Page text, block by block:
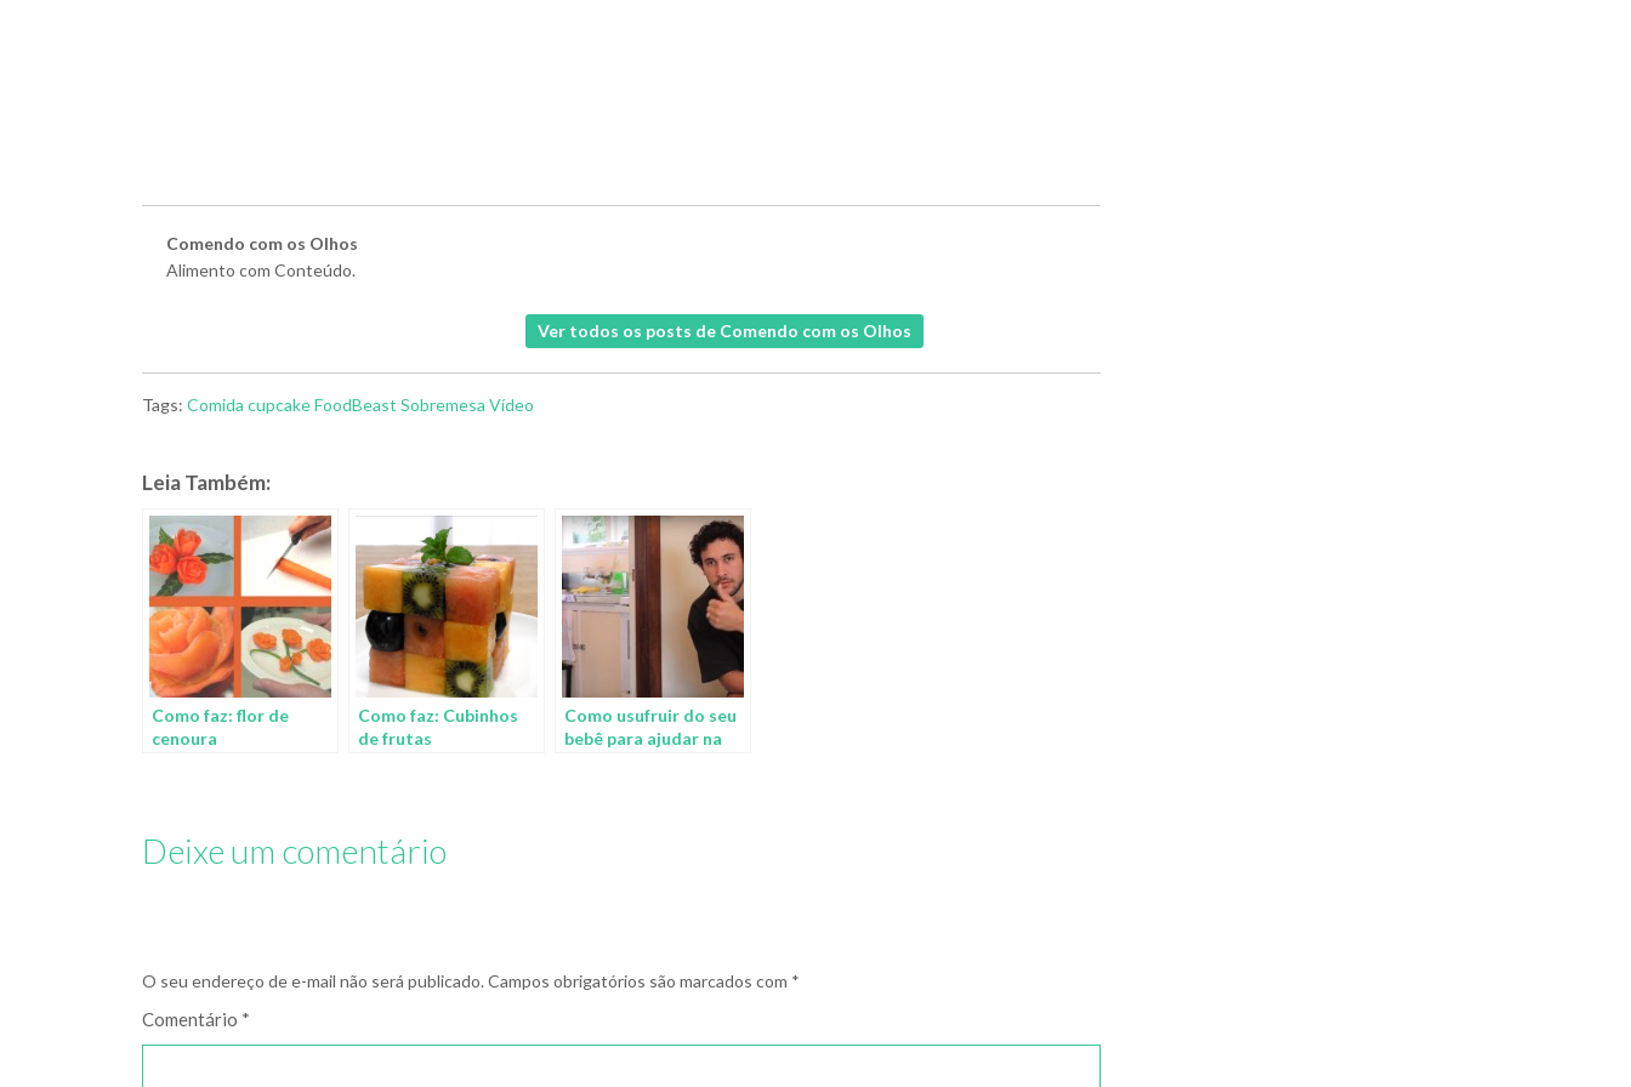
Comendo com os Olhos
Alimento com Conteúdo.
Ver todos os posts de Comendo com os Olhos
Tags: Comida cupcakeFoodBeast Sobremesa Vídeo
Leia Também:
Como faz: flor de
cenoura
Como faz: Cubinhos
de frutas
Como usufruir do seu
bebê para ajudar na
Deixe um comentário
O seu endereço de e-mail não será publicado. Campos obrigatórios são marcados com *
Comentário *